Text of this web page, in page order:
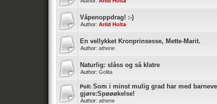
Våpenoppdrag! :-)
Author: Arild Holta
En vellykket Kronprinsesse, Mette-Marit.
Author: athene
Naturlig: slåss og så klatre
Author: Golita
Poll: Som i minst mulig grad har med
gjøre:Spøøøkelse!
Author: athene